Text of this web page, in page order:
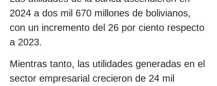
2024 a dos mil 670 millones de bolivianos,
con un incremento del 26 por ciento respecto
a 2023.
Mientras tanto, las utilidades generadas en el
sector empresarial crecieron de 24 mil